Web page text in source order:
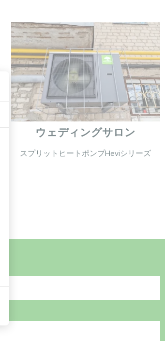
ウェディングサロン
スプリットヒートポンプHeviシリーズ